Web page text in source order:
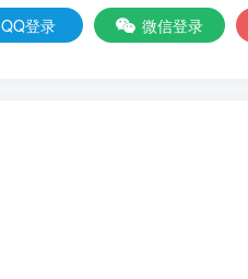
QQ登录 微信登录